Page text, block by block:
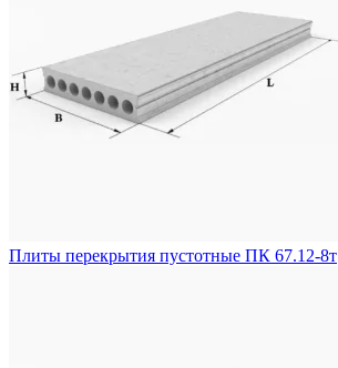
Плиты перекрытия пустотные ПК 67.12-8т